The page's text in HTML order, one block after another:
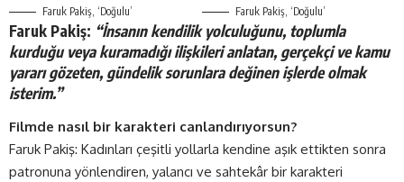
Faruk Pakiş, ‘Doğulu’ Faruk Pakiş, ‘Doğulu’
Faruk Pakiş: “İnsanın kendilik yolculuğunu, toplumla
kurduğu veya kuramadığı ilişkileri anlatan, gerçekçi ve kamu
yararı gözeten, gündelik sorunlara değinen işlerde olmak
isterim.”
Filmde nasıl bir karakteri canlandırıyorsun?
Faruk Pakiş: Kadınları çeşitli yollarla kendine aşık ettikten sonra
patronuna yönlendiren, yalancı ve sahtekâr bir karakteri